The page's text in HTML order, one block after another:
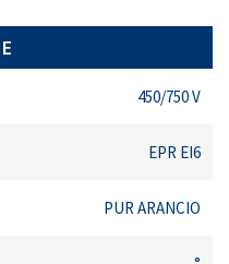
450/750 V
EPR EI6
PUR ARANCIO